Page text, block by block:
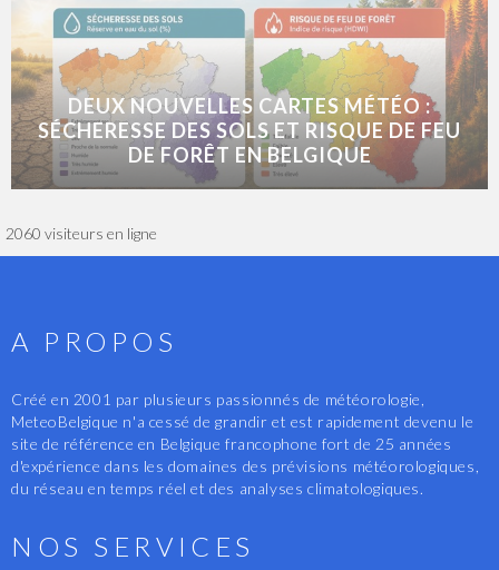
DEUX NOUVELLES CARTES MÉTÉO :
SÉCHERESSE DES SOLS ET RISQUE DE FEU
DE FORÊT EN BELGIQUE
2060 visiteurs en ligne
A PROPOS
Créé en 2001 par plusieurs passionnés de météorologie,
MeteoBelgique n'a cessé de grandir et est rapidement devenu le
site de référence en Belgique francophone fort de 25 années
d'expérience dans les domaines des prévisions météorologiques,
du réseau en temps réel et des analyses climatologiques.
NOS SERVICES